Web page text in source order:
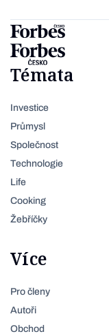
Témata
Investice
Průmysl
Společnost
Technologie
Life
Cooking
Žebříčky
Více
Pro členy
Autoři
Obchod